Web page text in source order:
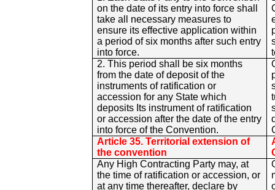
on the date of its entry into force shall
take all necessary measures to
ensure its effective application within
a period of six months after such entry
into force.
2. This period shall be six months
from the date of deposit of the
instruments of ratification or
accession for any State which
deposits Its instrument of ratification
or accession after the date of the entry
into force of the Convention.
Article 35. Territorial extension of
the convention
Any High Contracting Party may, at
the time of ratification or accession, or
at any time thereafter, declare by